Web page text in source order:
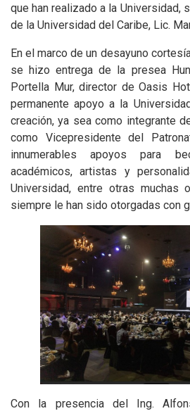
que han realizado a la Universidad,
de la Universidad del Caribe, Lic.
En el marco de un desayuno
se hizo entrega de la presea
Portella Mur, director de Oasis
permanente apoyo a la
creación, ya sea como integrante
como Vicepresidente del
innumerables apoyos para
académicos, artistas y
Universidad, entre otras muchas
siempre le han sido otorgadas con
Con la presencia del Ing.